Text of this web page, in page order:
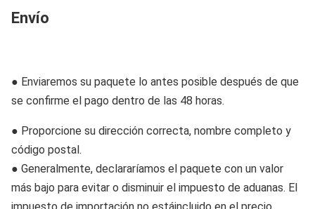
Envío
● Enviaremos su paquete lo antes posible después de que
se confirme el pago dentro de las 48 horas.
● Proporcione su dirección correcta, nombre completo y
código postal.
● Generalmente, declararíamos el paquete con un valor
más bajo para evitar o disminuir el impuesto de aduanas. El